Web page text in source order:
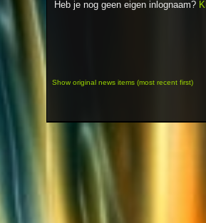
Heb je nog geen eigen inlognaam?
Show original news items (most recent first)